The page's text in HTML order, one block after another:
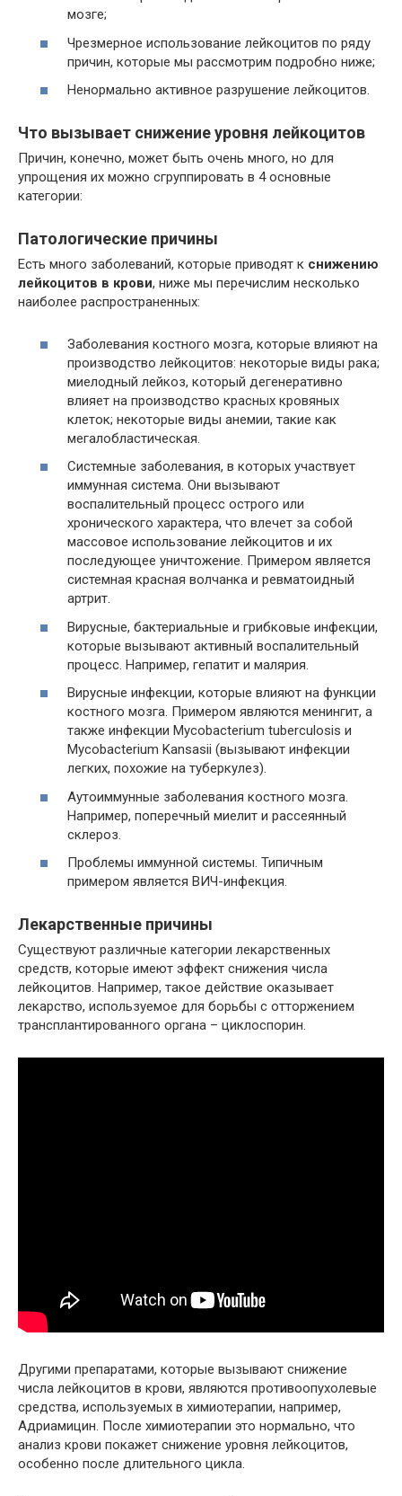
мозге;
Чрезмерное использование лейкоцитов по ряду
причин, которые мы рассмотрим подробно ниже;
Ненормально активное разрушение лейкоцитов.
Что вызывает снижение уровня лейкоцитов
Причин, конечно, может быть очень много, но для
упрощения их можно сгруппировать в 4 основные
категории:
Патологические причины
Есть много заболеваний, которые приводят к снижению
лейкоцитов в крови, ниже мы перечислим несколько
наиболее распространенных:
Заболевания костного мозга, которые влияют на
производство лейкоцитов: некоторые виды рака;
миелодный лейкоз, который дегенеративно
влияет на производство красных кровяных
клеток; некоторые виды анемии, такие как
мегалобластическая.
Системные заболевания, в которых участвует
иммунная система. Они вызывают
воспалительный процесс острого или
хронического характера, что влечет за собой
массовое использование лейкоцитов и их
последующее уничтожение. Примером является
системная красная волчанка и ревматоидный
артрит.
Вирусные, бактериальные и грибковые инфекции,
которые вызывают активный воспалительный
процесс. Например, гепатит и малярия.
Вирусные инфекции, которые влияют на функции
костного мозга. Примером являются менингит, а
также инфекции Mycobacterium tuberculosis и
Mycobacterium Kansasii (вызывают инфекции
легких, похожие на туберкулез).
Аутоиммунные заболевания костного мозга.
Например, поперечный миелит и рассеянный
склероз.
Проблемы иммунной системы. Типичным
примером является ВИЧ-инфекция.
Лекарственные причины
Существуют различные категории лекарственных
средств, которые имеют эффект снижения числа
лейкоцитов. Например, такое действие оказывает
лекарство, используемое для борьбы с отторжением
трансплантированного органа – циклоспорин.
Другими препаратами, которые вызывают снижение
числа лейкоцитов в крови, являются противоопухолевые
средства, используемых в химиотерапии, например,
Адриамицин. После химиотерапии это нормально, что
анализ крови покажет снижение уровня лейкоцитов,
особенно после длительного цикла.